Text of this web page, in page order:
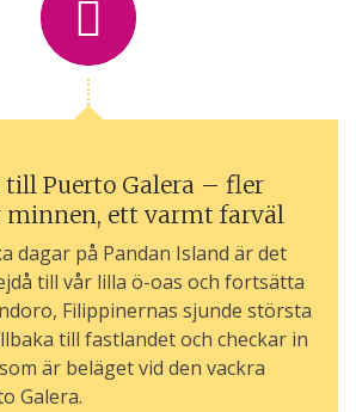
till Puerto Galera – fler
minnen, ett varmt farväl
dagar på Pandan Island är det
till vår lilla ö-oas och fortsätta
Filippinernas sjunde största
till fastlandet och checkar in
är beläget vid den vackra
Galera.